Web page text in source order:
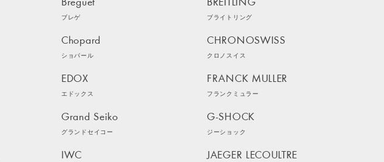
Breguet
ブレゲ
BREITLING
ブライトリング
Chopard
ショパール
CHRONOSWISS
クロノスイス
EDOX
エドックス
FRANCK MULLER
フランクミュラー
Grand Seiko
グランドセイコー
G-SHOCK
ジーショック
IWC JAEGER LECOULTRE